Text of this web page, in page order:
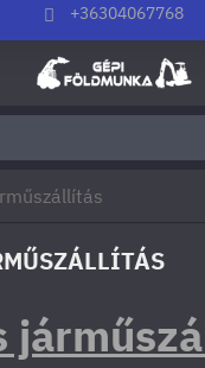
+36304067768